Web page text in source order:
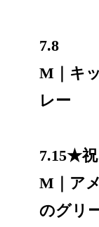
7.8
M｜キ
レー
7.15★祝
M｜ア
のグリ